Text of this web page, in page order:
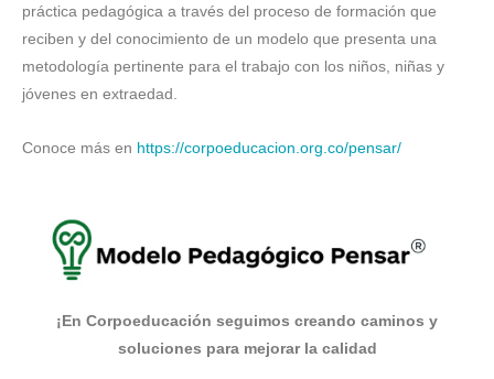
práctica pedagógica a través del proceso de formación que
reciben y del conocimiento de un modelo que presenta una
metodología pertinente para el trabajo con los niños, niñas y
jóvenes en extraedad.
Conoce más en https://corpoeducacion.org.co/pensar/
¡En Corpoeducación seguimos creando caminos y
soluciones para mejorar la calidad